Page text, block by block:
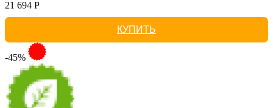
21 694 Р
КУПИТЬ
-45%